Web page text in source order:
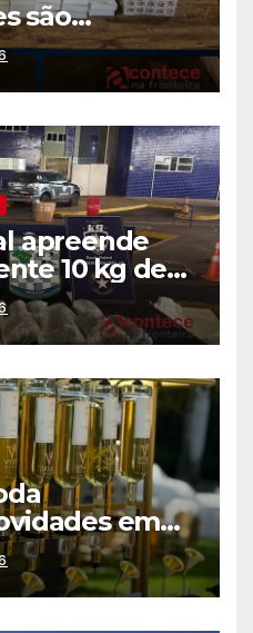
são
Receita
apreende
10 kg de
ao
em
para
de